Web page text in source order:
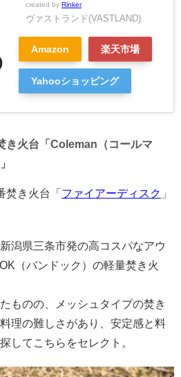
created by Rinker
ヴァストランド(VASTLAND)
Amazon 楽天市場
Yahooショッピング
き火台「Coleman（コールマ
焚き火台「 ファイアーディスク 」
潟県三条市発の高コスパなアウ
（バンドック）の軽量焚き火
ものの、メッシュタイプの焚き
理の難しさがあり、安定感と料
してこちらをセレクト。